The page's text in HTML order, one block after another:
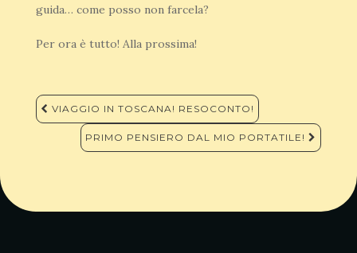
guida… come posso non farcela?
Per ora è tutto! Alla prossima!
Navigazione
articoli
VIAGGIO IN TOSCANA! RESOCONTO!
PRIMO PENSIERO DAL MIO PORTATILE!